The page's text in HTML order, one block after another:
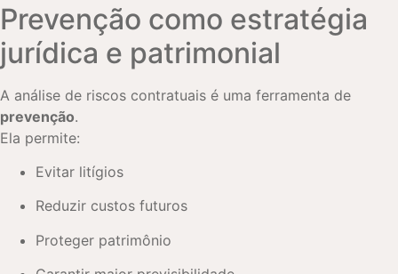
Prevenção como estratégia
jurídica e patrimonial
A análise de riscos contratuais é uma ferramenta de
prevenção.
Ela permite:
Evitar litígios
Reduzir custos futuros
Proteger patrimônio